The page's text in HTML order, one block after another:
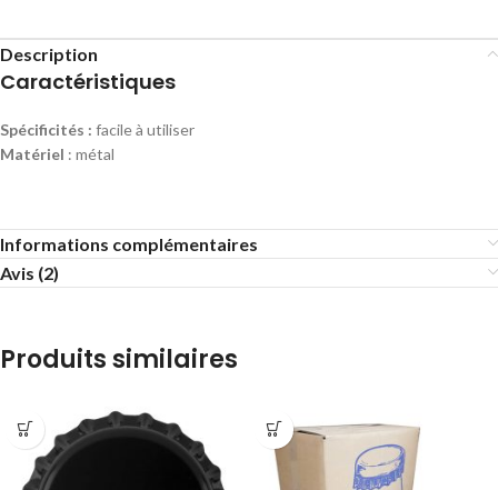
Description
Caractéristiques
Spécificités : facile à utiliser
Matériel : métal
Informations complémentaires
Avis (2)
Produits similaires